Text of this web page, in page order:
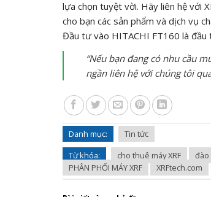
lựa chọn tuyệt vời. Hãy liên hệ với
cho bạn các sản phẩm và dịch vụ
Đầu tư vào HITACHI FT160 là
“Nếu bạn đang có nhu cầu
ngần liên hệ với chúng tôi
Danh mục:
Tin tức
Từ khóa:
cho thuê máy XRF đào
PHÂN PHỐI MÁY XRF
XRFtech.com